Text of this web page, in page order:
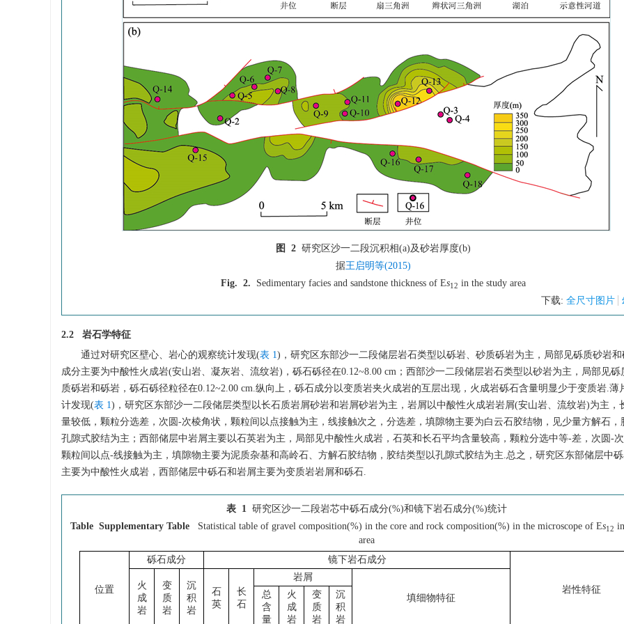
图 2 研究区沙一二段沉积相(a)及砂岩厚度(b)
据王启明等(2015)
Fig. 2.
Sedimentary facies and sandstone thickness of Es12 in the study area
下载: 全尺寸图片
2.2 岩石学特征
通过对研究区壁心、岩心的观察统计发现(表 1)，研究区东部沙一二段储层岩石类型以砾岩、砂质砾岩为主，局部见砾质砂岩
成分主要为中酸性火成岩(安山岩、凝灰岩、流纹岩)，砾石砾径在0.12~8.00 cm；西部沙一二段储层岩石类型以砂岩为主，局部见砾
质砾岩和砾岩，砾石砾径粒径在0.12~2.00 cm.纵向上，砾石成分以变质岩夹火成岩的互层出现，火成岩砾石含量明显少于变质岩.薄
计发现(表 1)，研究区东部沙一二段储层类型以长石质岩屑砂岩和岩屑砂岩为主，岩屑以中酸性火成岩岩屑(安山岩、流纹岩)为主，
量较低，颗粒分选差，次圆-次棱角状，颗粒间以点接触为主，线接触次之，分选差，填隙物主要为白云石胶结物，见少量方解石，
孔隙式胶结为主；西部储层中岩屑主要以石英岩为主，局部见中酸性火成岩，石英和长石平均含量较高，颗粒分选中等-差，次圆-
颗粒间以点-线接触为主，填隙物主要为泥质杂基和高岭石、方解石胶结物，胶结类型以孔隙式胶结为主.总之，研究区东部储层中
主要为中酸性火成岩，西部储层中砾石和岩屑主要为变质岩岩屑和砾石.
表 1 研究区沙一二段岩芯中砾石成分(%)和镜下岩石成分(%)统计
Table Supplementary Table
Statistical table of gravel composition(%) in the core and rock composition(%) in the microscope of Es12
area
位置
砾石成分 镜下岩石成分
岩性特征
火
成
岩
变
质
岩
沉
积
岩
石
英
长
石
岩屑
填细物特征
总
含
量
火
成
岩
变
质
岩
沉
积
岩